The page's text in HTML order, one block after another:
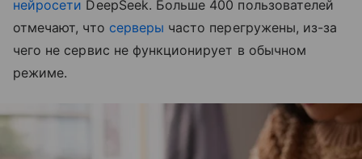
нейросети DeepSeek. Больше 400 пользователей
отмечают, что серверы часто перегружены, из-за
чего не сервис не функционирует в обычном
режиме.